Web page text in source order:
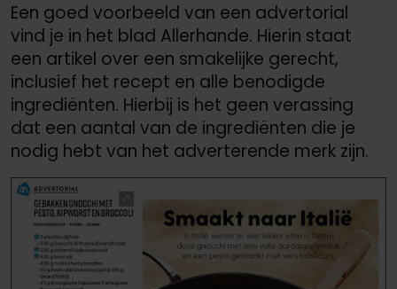
Een goed voorbeeld van een advertorial
vind je in het blad Allerhande. Hierin staat
een artikel over een smakelijke gerecht,
inclusief het recept en alle benodigde
ingrediënten. Hierbij is het geen verassing
dat een aantal van de ingrediënten die je
nodig hebt van het adverterende merk zijn.